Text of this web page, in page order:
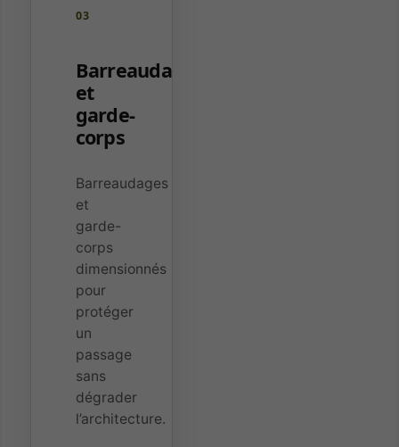
03
Barreaudage
et
garde-
corps
Barreaudages
et
garde-
corps
dimensionnés
pour
protéger
un
passage
sans
dégrader
l’architecture.